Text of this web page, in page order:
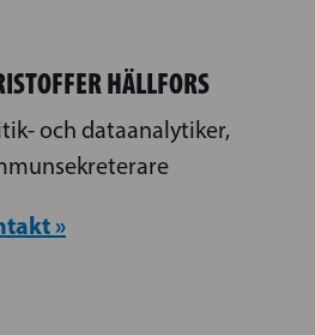
HÄLLFORS
och dataanalytiker,
»